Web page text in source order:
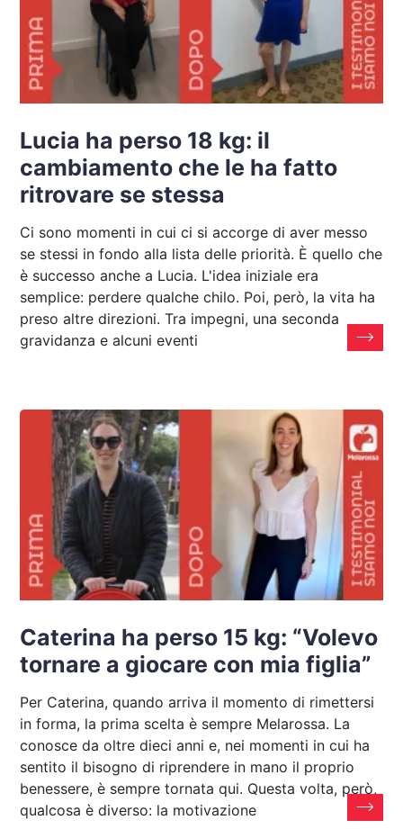
Lucia ha perso 18 kg: il
cambiamento che le ha fatto
ritrovare se stessa
Ci sono momenti in cui ci si accorge di aver messo
se stessi in fondo alla lista delle priorità. È quello che
è successo anche a Lucia. L'idea iniziale era
semplice: perdere qualche chilo. Poi, però, la vita ha
preso altre direzioni. Tra impegni, una seconda
gravidanza e alcuni eventi
Caterina ha perso 15 kg: “Volevo
tornare a giocare con mia figlia”
Per Caterina, quando arriva il momento di rimettersi
in forma, la prima scelta è sempre Melarossa. La
conosce da oltre dieci anni e, nei momenti in cui ha
sentito il bisogno di riprendere in mano il proprio
benessere, è sempre tornata qui. Questa volta, però,
qualcosa è diverso: la motivazione